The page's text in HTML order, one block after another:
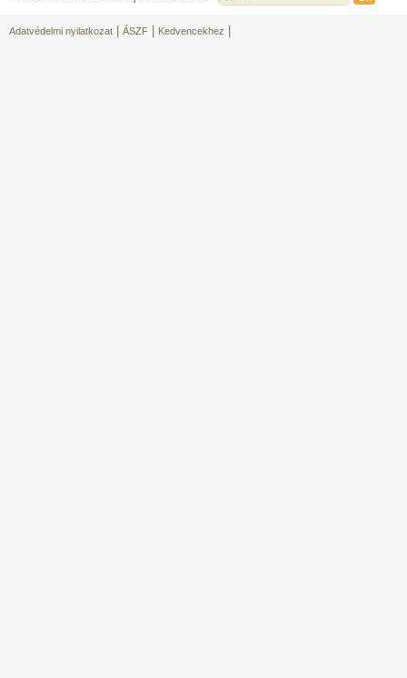
Adatvédelmi nyilatkozat ÁSZF Kedvencekhez